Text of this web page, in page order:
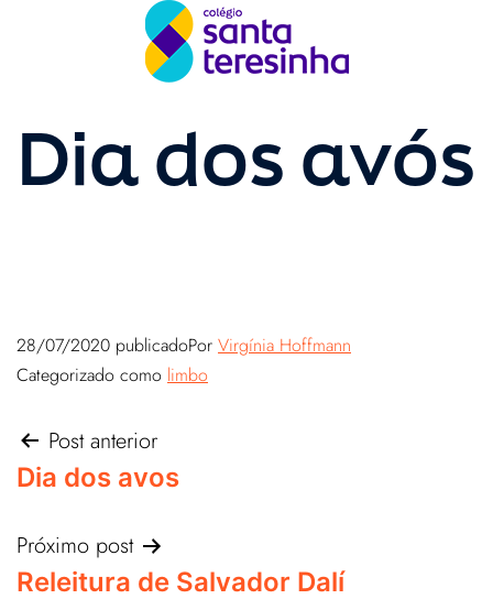
Dia dos avós
28/07/2020 publicadoPor Virgínia Hoffmann
Categorizado como limbo
Post anterior
Dia dos avos
Próximo post
Releitura de Salvador Dalí